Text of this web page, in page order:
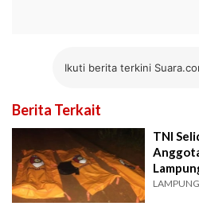
Ikuti berita terkini
Berita Terkait
TNI
LAMPUNG